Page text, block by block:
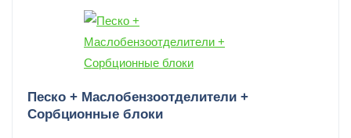
Песко + Маслобензоотделители +
Сорбционные блоки